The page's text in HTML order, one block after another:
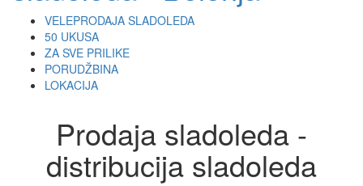
VELEPRODAJA SLADOLEDA
50 UKUSA
ZA SVE PRILIKE
PORUDŽBINA
LOKACIJA
Prodaja sladoleda -
distribucija sladoleda